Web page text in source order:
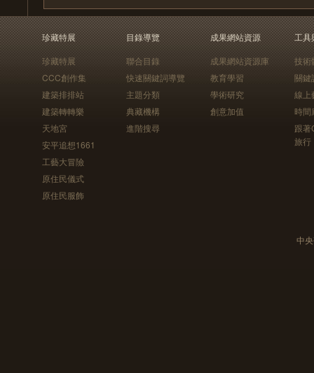
珍藏特展
珍藏特展
CCC創作集
建築排排站
建築轉轉樂
天地宮
安平追想1661
工藝大冒險
原住民儀式
原住民服飾
目錄導覽
聯合目錄
快速關鍵詞導覽
主題分類
典藏機構
進階搜尋
成果網站資源
成果網站資源庫
教育學習
學術研究
創意加值
工具
技術
關鍵
線上
時間
跟
旅行
中